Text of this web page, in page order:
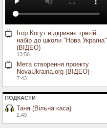
Ігор Когут відкриває третій
набір до школи "Нова Україна"
(ВІДЕО)
13:56
Мета створення проекту
NovaUkraina.org (ВІДЕО)
7:43
ПОДКАСТИ
Таня (Вільна каса)
2:49